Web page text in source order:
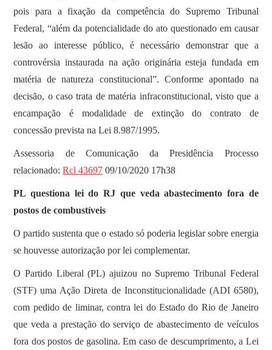
pois para a fixação da competência do Supremo Tribunal
Federal, “além da potencialidade do ato questionado em causar
lesão ao interesse público, é necessário demonstrar que a
controvérsia instaurada na ação originária esteja fundada em
matéria de natureza constitucional”. Conforme apontado na
decisão, o caso trata de matéria infraconstitucional, visto que a
encampação é modalidade de extinção do contrato de
concessão prevista na Lei 8.987/1995.
Assessoria de Comunicação da Presidência Processo
relacionado:Rcl 43697 09/10/2020 17h38
PL questiona lei do RJ que veda abastecimento fora de
postos de combustíveis
O partido sustenta que o estado só poderia legislar sobre energia
se houvesse autorização por lei complementar.
O Partido Liberal (PL) ajuizou no Supremo Tribunal Federal
(STF) uma Ação Direta de Inconstitucionalidade (ADI 6580),
com pedido de liminar, contra lei do Estado do Rio de Janeiro
que veda a prestação do serviço de abastecimento de veículos
fora dos postos de gasolina. Em caso de descumprimento, a Lei